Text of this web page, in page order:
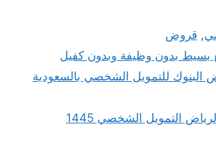
, قروض
بسيط بدون وظيفة وبدون كفيل
للتمويل الشخصي بالسعودية
التمويل الشخصي 1445